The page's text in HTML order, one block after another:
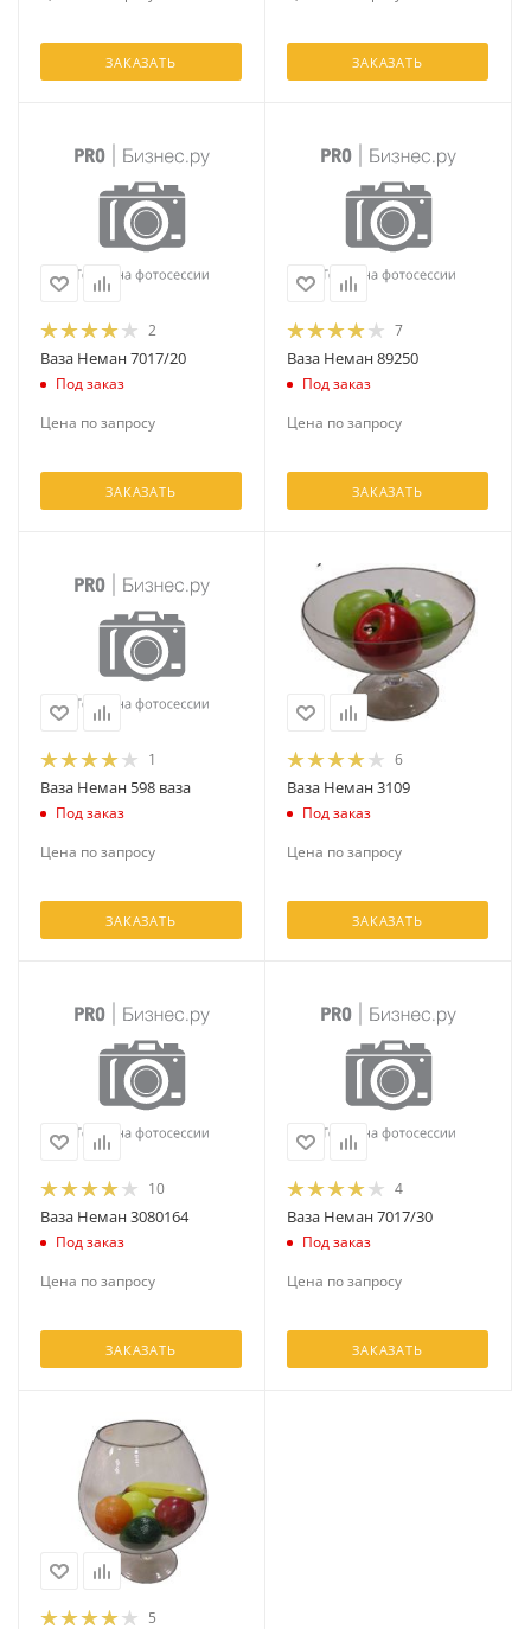
ЗАКАЗАТЬ ЗАКАЗАТЬ
2
Ваза Неман 7017/20
Под заказ
Цена по запросу
ЗАКАЗАТЬ
7
Ваза Неман 89250
Под заказ
Цена по запросу
ЗАКАЗАТЬ
1
Ваза Неман 598 ваза
Под заказ
Цена по запросу
ЗАКАЗАТЬ
6
Ваза Неман 3109
Под заказ
Цена по запросу
ЗАКАЗАТЬ
10
Ваза Неман 3080164
Под заказ
Цена по запросу
ЗАКАЗАТЬ
4
Ваза Неман 7017/30
Под заказ
Цена по запросу
ЗАКАЗАТЬ
5